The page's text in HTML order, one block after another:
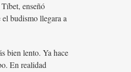
enseñó
budismo llegara a
bien lento. Ya hace
En realidad